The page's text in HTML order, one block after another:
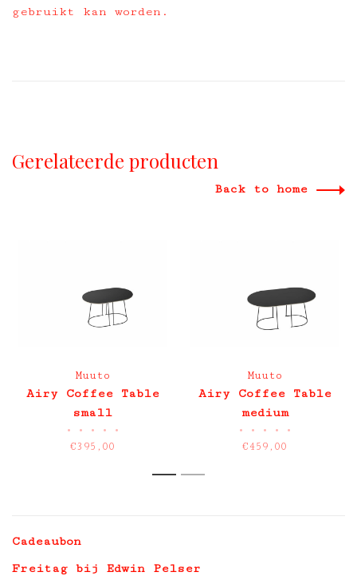
gebruikt kan worden.
Gerelateerde producten
Back to home
Muuto
Airy Coffee Table
small
• • • • •
€395,00
Muuto
Airy Coffee Table
medium
• • • • •
€459,00
1 2
Cadeaubon
Freitag bij Edwin Pelser